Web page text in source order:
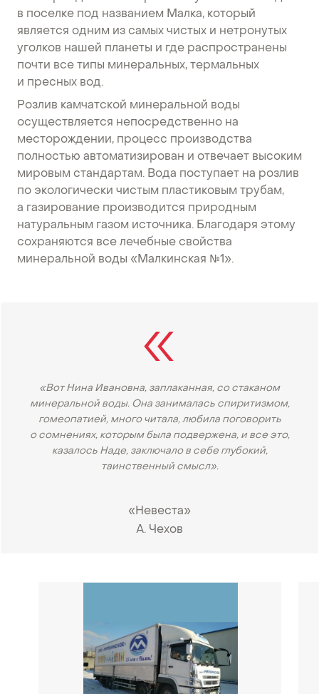
в поселке под названием Малка, который
является одним из самых чистых и нетронутых
уголков нашей планеты и где распространены
почти все типы минеральных, термальных
и пресных вод.
Розлив камчатской минеральной воды
осуществляется непосредственно на
месторождении, процесс производства
полностью автоматизирован и отвечает высоким
мировым стандартам. Вода поступает на розлив
по экологически чистым пластиковым трубам,
а газирование производится природным
натуральным газом источника. Благодаря этому
сохраняются все лечебные свойства
минеральной воды «Малкинская №1».
«Вот Нина Ивановна, заплаканная, со стаканом
минеральной воды. Она занималась спиритизмом,
гомеопатией, много читала, любила поговорить
о сомнениях, которым была подвержена, и все это,
казалось Наде, заключало в себе глубокий,
таинственный смысл».
«Невеста»
•
А. Чехов